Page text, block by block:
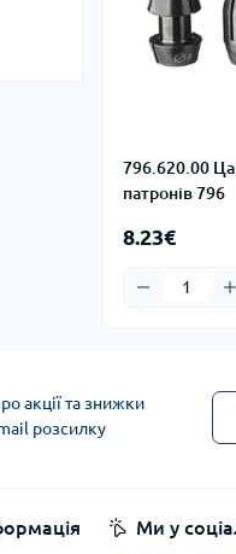
796.620.00
патронів 796
8.23€
акції та знижки
розсилку
Ми у